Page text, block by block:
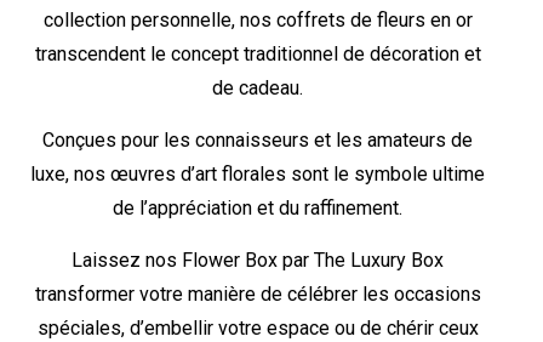
collection personnelle, nos coffrets de fleurs en or
transcendent le concept traditionnel de décoration et
de cadeau.
Conçues pour les connaisseurs et les amateurs de
luxe, nos œuvres d’art florales sont le symbole ultime
de l’appréciation et du raffinement.
Laissez nos Flower Box par The Luxury Box
transformer votre manière de célébrer les occasions
spéciales, d’embellir votre espace ou de chérir ceux